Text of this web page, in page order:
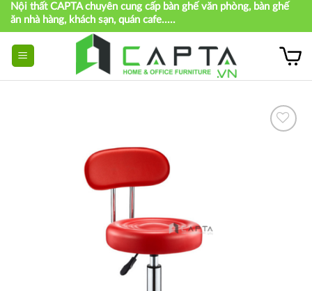
Skip
content
Nội thất CAPTA chuyên cung cấp bàn ghế văn phòng, bàn ghế
ăn nhà hàng, khách sạn, quán cafe.....